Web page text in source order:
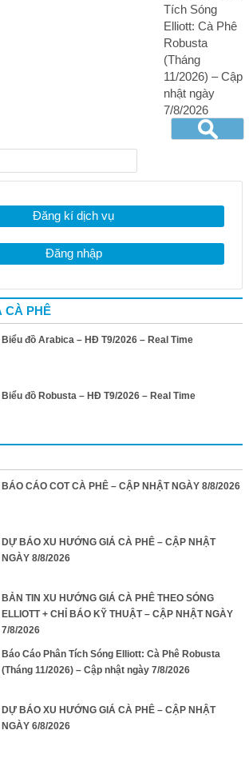
Tích Sóng
Elliott: Cà Phê
Robusta
(Tháng
11/2026) – Cập
nhật ngày
7/8/2026
Đăng kí dịch vụ
Đăng nhập
CÀ PHÊ
Biểu đồ Arabica – HĐ T9/2026 – Real Time
Biểu đồ Robusta – HĐ T9/2026 – Real Time
BÁO CÁO COT CÀ PHÊ – CẬP NHẬT NGÀY 8/8/2026
DỰ BÁO XU HƯỚNG GIÁ CÀ PHÊ – CẬP NHẬT
NGÀY 8/8/2026
BẢN TIN XU HƯỚNG GIÁ CÀ PHÊ THEO SÓNG
ELLIOTT + CHỈ BÁO KỸ THUẬT – CẬP NHẬT NGÀY
7/8/2026
Báo Cáo Phân Tích Sóng Elliott: Cà Phê Robusta
(Tháng 11/2026) – Cập nhật ngày 7/8/2026
DỰ BÁO XU HƯỚNG GIÁ CÀ PHÊ – CẬP NHẬT
NGÀY 6/8/2026